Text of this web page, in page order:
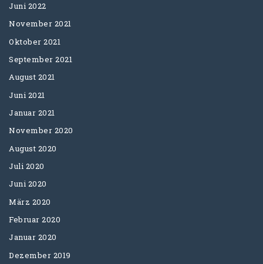
Juni 2022
November 2021
Oktober 2021
September 2021
August 2021
Juni 2021
Januar 2021
November 2020
August 2020
Juli 2020
Juni 2020
März 2020
Februar 2020
Januar 2020
Dezember 2019